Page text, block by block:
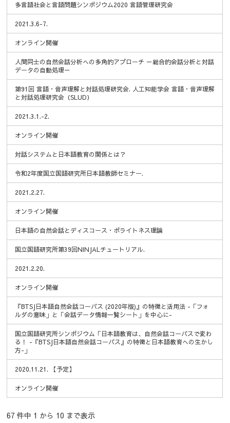
多言語社会と言語問題シンポジウム2020 言語管理研究会
2021.3.6-7.
オンライン開催
人間同士の自然会話分析への多角的アプローチ －総合的会話分析と対話
データの自動処理－
第91回 言語・音声理解と対話処理研究会. 人工知能学会 言語・音声理解
と対話処理研究会（SLUD）
2021.3.1.-2.
オンライン開催
対話システムと日本語教育の関係とは？
令和2年度国立国語研究所日本語教師セミナー.
2021.2.27.
オンライン開催
日本語の自然会話とディスコース・ポライトネス理論
国立国語研究所第39回NINJALチュートリアル.
2021.2.20.
オンライン開催
『BTSJ日本語自然会話コーパス (2020年版)』の特徴と活用法 -「フォ
ルダの意味」と「会話データ情報一覧シート」を中心に-
国立国語研究所シンポジウム「日本語教育は、自然会話コーパスで変わ
る！ -『BTSJ日本語自然会話コーパス』の特徴と日本語教育への生かし
方-」
2020.11.21. 【予定】
オンライン開催
67 件中 1 から 10 まで表示